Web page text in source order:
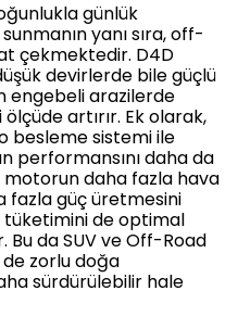
günlük
yanı sıra, off-
çekmektedir. D4D
devirlerde bile güçlü
engebeli arazilerde
artırır. Ek olarak,
besleme sistemi ile
performansını daha da
daha fazla hava
fazla güç üretmesini
tüketimini de optimal
da SUV ve Off-Road
zorlu doğa
sürdürülebilir hale